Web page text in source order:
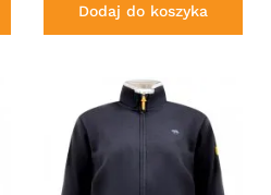
Dodaj do koszyka